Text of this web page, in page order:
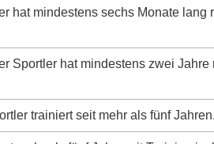
hat mindestens sechs Monate lang
Sportler hat mindestens zwei
trainiert seit mehr als fünf Jahren.